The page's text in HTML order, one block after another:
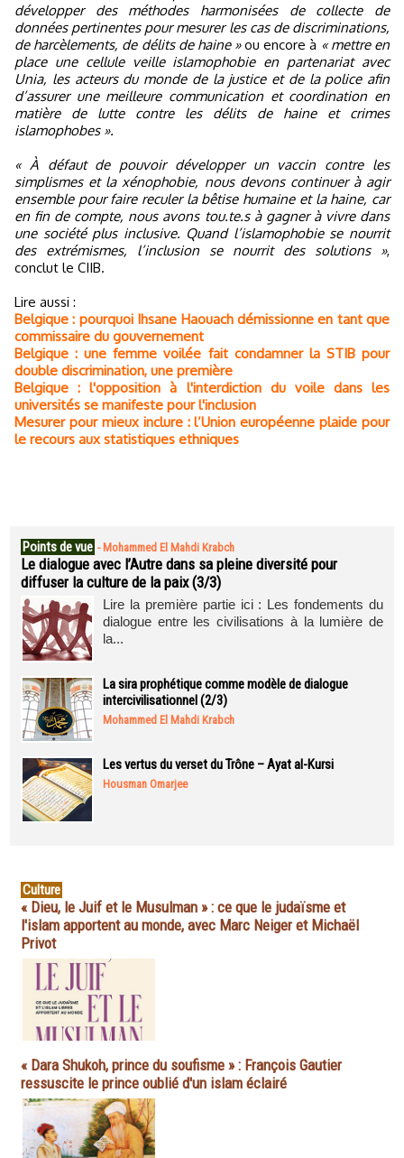
développer des méthodes harmonisées de collecte de
données pertinentes pour mesurer les cas de discriminations,
de harcèlements, de délits de haine »ou encore à « mettre en
place une cellule veille islamophobie en partenariat avec
Unia, les acteurs du monde de la justice et de la police afin
d’assurer une meilleure communication et coordination en
matière de lutte contre les délits de haine et crimes
islamophobes ».
« À défaut de pouvoir développer un vaccin contre les
simplismes et la xénophobie, nous devons continuer à agir
ensemble pour faire reculer la bêtise humaine et la haine, car
en fin de compte, nous avons tou.te.s à gagner à vivre dans
une société plus inclusive. Quand l’islamophobie se nourrit
des extrémismes, l’inclusion se nourrit des solutions »,
conclut le CIIB.
Lire aussi :
Belgique : pourquoi Ihsane Haouach démissionne en tant que
commissaire du gouvernement
Belgique : une femme voilée fait condamner la STIB pour
double discrimination, une première
Belgique : l'opposition à l'interdiction du voile dans les
universités se manifeste pour l'inclusion
Mesurer pour mieux inclure : l’Union européenne plaide pour
le recours aux statistiques ethniques
Points de vue - Mohammed El Mahdi Krabch
Le dialogue avec l’Autre dans sa pleine diversité pour
diffuser la culture de la paix (3/3)
Lire la première partie ici : Les fondements du
dialogue entre les civilisations à la lumière de
la...
La sira prophétique comme modèle de dialogue
intercivilisationnel (2/3)
Mohammed El Mahdi Krabch
Les vertus du verset du Trône – Ayat al-Kursi
Housman Omarjee
Culture
« Dieu, le Juif et le Musulman » : ce que le judaïsme et
l'islam apportent au monde, avec Marc Neiger et Michaël
Privot
« Dara Shukoh, prince du soufisme » : François Gautier
ressuscite le prince oublié d'un islam éclairé